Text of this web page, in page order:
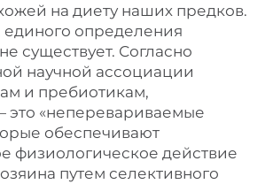
на диету наших предков.
определения
существует. Согласно
научной ассоциации
и пребиотикам,
это «неперевариваемые
обеспечивают
физиологическое действие
путем селективного